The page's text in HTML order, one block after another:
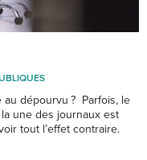
dépourvu ? Parfois, le
une des journaux est
tout l’effet contraire.